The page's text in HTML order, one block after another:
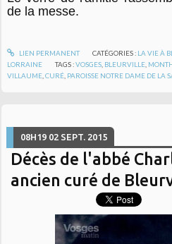
de la messe.
LIEN PERMANENT CATÉGORIES : LA VIE À
LORRAINE
TAGS :VOSGES BLEURVILLE
VILLAUME ,CURÉ PAROISSE NOTRE DAME DE LA
08H19 02 SEPT. 2015
Décès de l'abbé
ancien curé de